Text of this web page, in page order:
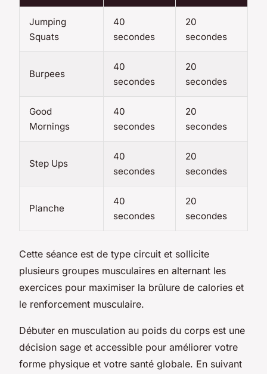
Jumping
Squats
40
secondes
20
secondes
Burpees
40
secondes
20
secondes
Good
Mornings
40
secondes
20
secondes
Step Ups
40
secondes
20
secondes
Planche
40
secondes
20
secondes
Cette séance est de type circuit et sollicite
plusieurs groupes musculaires en alternant les
exercices pour maximiser la brûlure de calories et
le renforcement musculaire.
Débuter en musculation au poids du corps est une
décision sage et accessible pour améliorer votre
forme physique et votre santé globale. En suivant